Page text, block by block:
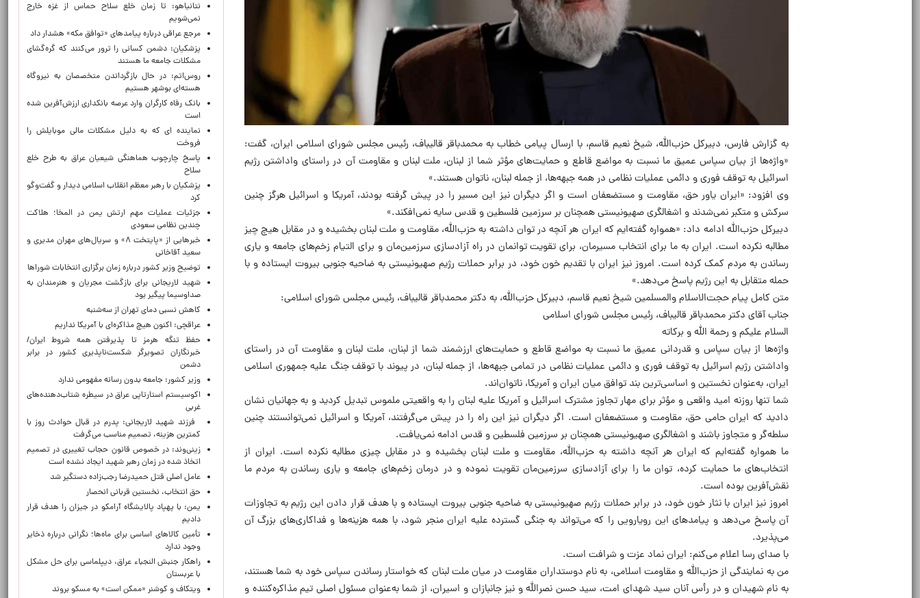
به گزارش فارس، دبیرکل حزب‌الله، شیخ نعیم قاسم، با ارسال پیامی خطاب به محمدباقر قالیباف، رئیس مجلس شورای اسلامی ایران، گفت:
«واژه‌ها از بیان سپاس عمیق ما نسبت به مواضع قاطع و حمایت‌های مؤثر شما از لبنان، ملت لبنان و مقاومت آن در راستای واداشتن رژیم
اسرائیل به توقف فوری و دائمی عملیات نظامی در همه جبهه‌ها، از جمله لبنان، ناتوان هستند.»
وی افزود: «ایران یاور حق، مقاومت و مستضعفان است و اگر دیگران نیز این مسیر را در پیش گرفته بودند، آمریکا و اسرائیل هرگز چنین
سرکش و متکبر نمی‌شدند و اشغالگری صهیونیستی همچنان بر سرزمین فلسطین و قدس سایه نمی‌افکند.»
دبیرکل حزب‌الله ادامه داد: «همواره گفته‌ایم که ایران هر آنچه در توان داشته به حزب‌الله، مقاومت و ملت لبنان بخشیده و در مقابل هیچ چیز
مطالبه نکرده است. ایران به ما برای انتخاب مسیرمان، برای تقویت توانمان در راه آزادسازی سرزمین‌مان و برای التیام زخم‌های جامعه و یاری
رساندن به مردم کمک کرده است. امروز نیز ایران با تقدیم خون خود، در برابر حملات رژیم صهیونیستی به ضاحیه جنوبی بیروت ایستاده و با
حمله متقابل به این رژیم پاسخ می‌دهد.»
متن کامل پیام حجت‌الاسلام والمسلمین شیخ نعیم قاسم، دبیرکل حزب‌الله، به دکتر محمدباقر قالیباف، رئیس مجلس شورای اسلامی:
جناب آقای دکتر محمدباقر قالیباف، رئیس مجلس شورای اسلامی
السلام علیکم و رحمة الله و برکاته
واژه‌ها از بیان سپاس و قدردانی عمیق ما نسبت به مواضع قاطع و حمایت‌های ارزشمند شما از لبنان، ملت لبنان و مقاومت آن در راستای
واداشتن رژیم اسرائیل به توقف فوری و دائمی عملیات نظامی در تمامی جبهه‌ها، از جمله لبنان، در پیوند با توقف جنگ علیه جمهوری اسلامی
ایران، به‌عنوان نخستین و اساسی‌ترین بند توافق میان ایران و آمریکا، ناتوان‌اند.
شما تنها روزنه امید واقعی و مؤثر برای مهار تجاوز مشترک اسرائیل و آمریکا علیه لبنان را به واقعیتی ملموس تبدیل کردید و به جهانیان نشان
دادید که ایران حامی حق، مقاومت و مستضعفان است. اگر دیگران نیز این راه را در پیش می‌گرفتند، آمریکا و اسرائیل نمی‌توانستند چنین
سلطه‌گر و متجاوز باشند و اشغالگری صهیونیستی همچنان بر سرزمین فلسطین و قدس ادامه نمی‌یافت.
ما همواره گفته‌ایم که ایران هر آنچه داشته به حزب‌الله، مقاومت و ملت لبنان بخشیده و در مقابل چیزی مطالبه نکرده است. ایران از
انتخاب‌های ما حمایت کرده، توان ما را برای آزادسازی سرزمین‌مان تقویت نموده و در درمان زخم‌های جامعه و یاری رساندن به مردم ما
نقش‌آفرین بوده است.
امروز نیز ایران با نثار خون خود، در برابر حملات رژیم صهیونیستی به ضاحیه جنوبی بیروت ایستاده و با هدف قرار دادن این رژیم به تجاوزات
آن پاسخ می‌دهد و پیامدهای این رویارویی را که می‌تواند به جنگی گسترده علیه ایران منجر شود، با همه هزینه‌ها و فداکاری‌های بزرگ آن
می‌پذیرد.
با صدای رسا اعلام می‌کنم: ایران نماد عزت و شرافت است.
من به نمایندگی از حزب‌الله و مقاومت اسلامی، به نام دوستداران مقاومت در میان ملت لبنان که خواستار رساندن سپاس خود به شما هستند،
به نام شهیدان و در رأس آنان سید شهدای امت، سید حسن نصرالله و نیز جانبازان و اسیران، از شما به‌عنوان مسئول اصلی تیم مذاکره‌کننده و
نتانیاهو: تا زمان خلع سلاح حماس از غزه خارج
نمی‌شویم
مرجع عراقی درباره پیامدهای «توافق مکه» هشدار داد
پزشکیان: دشمن کسانی را ترور می‌کنند که گره‌گشای
مشکلات جامعه ما هستند
روس‌اتم: در حال بازگرداندن متخصصان به نیروگاه
هسته‌ای بوشهر هستیم
بانک رفاه کارگران وارد عرصه بانکداری ارزش‌آفرین شده
است
نماینده ای که به دلیل مشکلات مالی موبایلش را
فروخت
پاسخ چارچوب هماهنگی شیعیان عراق به طرح خلع
سلاح
پزشکیان با رهبر معظم انقلاب اسلامی دیدار و گفت‌وگو
کرد
جزئیات عملیات مهم ارتش یمن در المخا؛ هلاکت
چندین نظامی سعودی
خبرهایی از «پایتخت ۸» و سریال‌های مهران مدیری و
سعید آقاخانی
توضیح وزیر کشور درباره زمان برگزاری انتخابات شوراها
شهید لاریجانی برای بازگشت مجریان و هنرمندان به
صداوسیما پیگیر بود
کاهش نسبی دمای تهران از سه‌شنبه
عراقچی: اکنون هیچ مذاکره‌ای با آمریکا نداریم
حفظ تنگه هرمز تا پذیرفتن همه شروط ایران/
خبرنگاران تصویرگر شکست‌ناپذیری کشور در برابر
دشمن
وزیر کشور: جامعه بدون رسانه مفهومی ندارد
اکوسیستم استارتاپی عراق در سیطره شتاب‌دهنده‌‌های
غربی
فرزند شهید لاریجانی: پدرم در قبال حوادث روز با
کمترین هزینه، تصمیم مناسب می‌گرفت
زینی‌وند: در خصوص قانون حجاب تغییری در تصمیم
اتخاذ شده در زمان رهبر شهید ایجاد نشده است
عامل اصلی قتل حمیدرضا رجب‌زاده دستگیر شد
حق انتخاب، نخستین قربانی انحصار
یمن: با پهپاد پالایشگاه آرامکو در جیزان را هدف قرار
دادیم
تأمین کالاهای اساسی برای ماه‌ها؛ نگرانی درباره ذخایر
وجود ندارد
راهکار جنبش النجباء عراق، دیپلماسی برای حل مشکل
با عربستان
ویتکاف و کوشنر «ممکن است» به مسکو بروند